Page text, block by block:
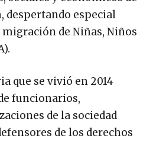
despertando especial
de Niñas, Niños
que se vivió en 2014
funcionarios,
de la sociedad
de los derechos